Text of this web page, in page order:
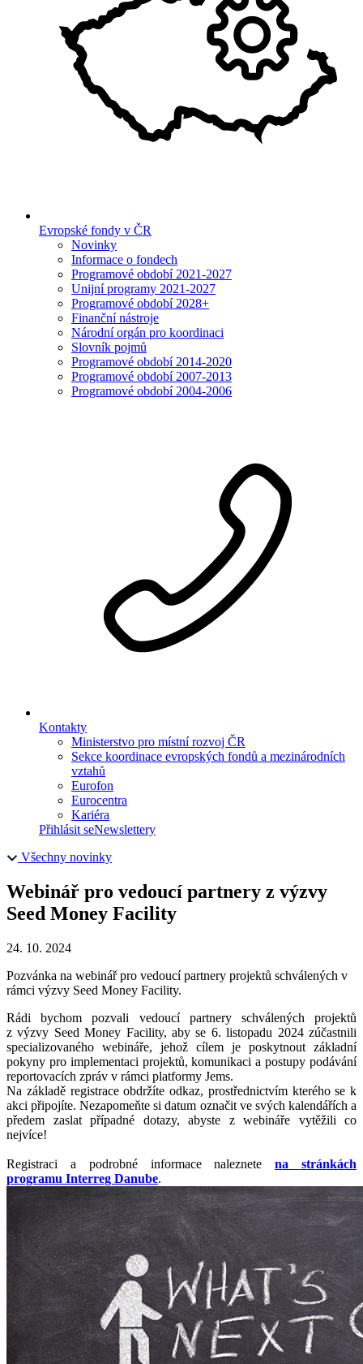
Evropské fondy v ČR
Novinky
Informace o fondech
Programové období 2021-2027
Unijní programy 2021-2027
Programové období 2028+
Finanční nástroje
Národní orgán pro koordinaci
Slovník pojmů
Programové období 2014-2020
Programové období 2007-2013
Programové období 2004-2006
Kontakty
Ministerstvo pro místní rozvoj ČR
Sekce koordinace evropských fondů a mezinárodních
vztahů
Eurofon
Eurocentra
Kariéra
Přihlásit seNewslettery
Všechny novinky
Webinář pro vedoucí partnery z výzvy
Seed Money Facility
24. 10. 2024
Pozvánka na webinář pro vedoucí partnery projektů schválených v
rámci výzvy Seed Money Facility.
Rádi bychom pozvali vedoucí partnery schválených projektů
z výzvy Seed Money Facility, aby se 6. listopadu 2024 zúčastnili
specializovaného webináře, jehož cílem je poskytnout základní
pokyny pro implementaci projektů, komunikaci a postupy podávání
reportovacích zpráv v rámci platformy Jems.
Na základě registrace obdržíte odkaz, prostřednictvím kterého se k
akci připojíte. Nezapomeňte si datum označit ve svých kalendářích a
předem zaslat případné dotazy, abyste z webináře vytěžili co
nejvíce!
Registraci a podrobné informace naleznetena stránkách
programu Interreg Danube.